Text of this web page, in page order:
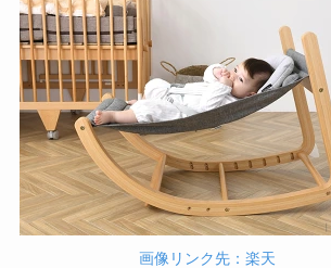
画像リンク先：楽天